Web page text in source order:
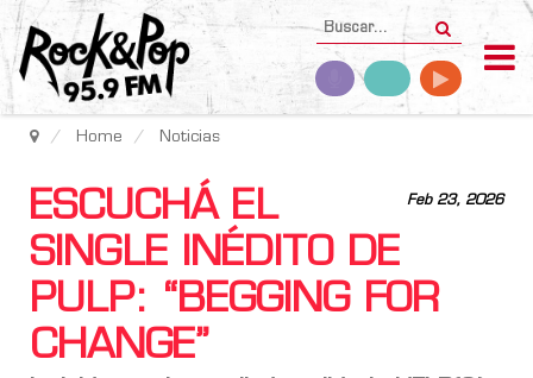
Home Noticias
Feb 23, 2026
ESCUCHÁ EL
SINGLE INÉDITO DE
PULP: “BEGGING FOR
CHANGE”